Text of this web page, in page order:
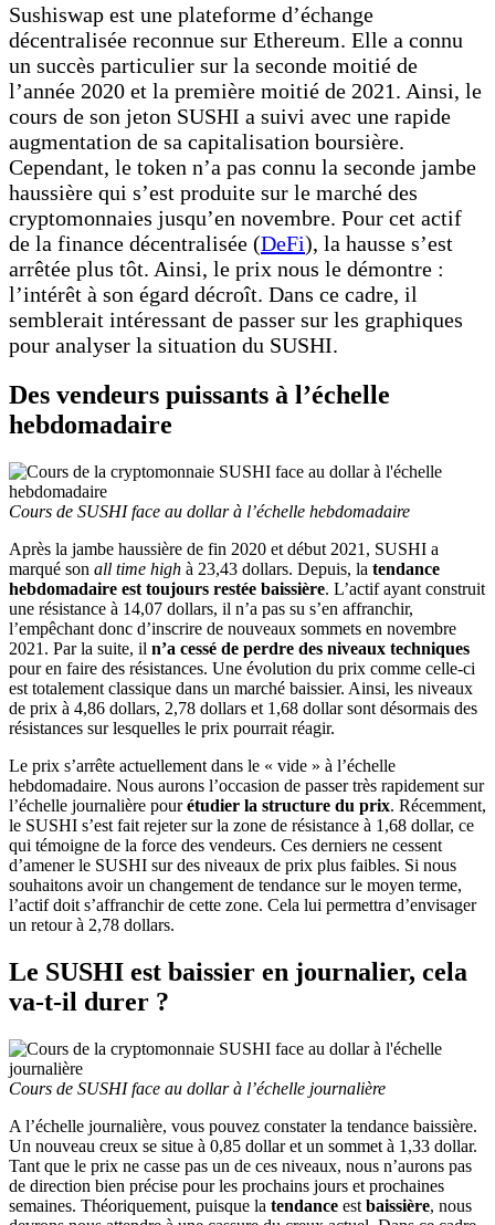
Sushiswap est une plateforme d’échange
décentralisée reconnue sur Ethereum. Elle a connu
un succès particulier sur la seconde moitié de
l’année 2020 et la première moitié de 2021. Ainsi, le
cours de son jeton SUSHI a suivi avec une rapide
augmentation de sa capitalisation boursière.
Cependant, le token n’a pas connu la seconde jambe
haussière qui s’est produite sur le marché des
cryptomonnaies jusqu’en novembre. Pour cet actif
de la finance décentralisée (DeFi), la hausse s’est
arrêtée plus tôt. Ainsi, le prix nous le démontre :
l’intérêt à son égard décroît. Dans ce cadre, il
semblerait intéressant de passer sur les graphiques
pour analyser la situation du SUSHI.
Des vendeurs puissants à l’échelle
hebdomadaire
Cours de SUSHI face au dollar à l’échelle hebdomadaire
Après la jambe haussière de fin 2020 et début 2021, SUSHI a
marqué son all time high à 23,43 dollars. Depuis, la tendance
hebdomadaire est toujours restée baissière. L’actif ayant construit
une résistance à 14,07 dollars, il n’a pas su s’en affranchir,
l’empêchant donc d’inscrire de nouveaux sommets en novembre
2021. Par la suite, il n’a cessé de perdre des niveaux techniques
pour en faire des résistances. Une évolution du prix comme celle-ci
est totalement classique dans un marché baissier. Ainsi, les niveaux
de prix à 4,86 dollars, 2,78 dollars et 1,68 dollar sont désormais des
résistances sur lesquelles le prix pourrait réagir.
Le prix s’arrête actuellement dans le « vide » à l’échelle
hebdomadaire. Nous aurons l’occasion de passer très rapidement sur
l’échelle journalière pourétudier la structure du prix. Récemment,
le SUSHI s’est fait rejeter sur la zone de résistance à 1,68 dollar, ce
qui témoigne de la force des vendeurs. Ces derniers ne cessent
d’amener le SUSHI sur des niveaux de prix plus faibles. Si nous
souhaitons avoir un changement de tendance sur le moyen terme,
l’actif doit s’affranchir de cette zone. Cela lui permettra d’envisager
un retour à 2,78 dollars.
Le SUSHI est baissier en journalier, cela
va-t-il durer ?
Cours de SUSHI face au dollar à l’échelle journalière
A l’échelle journalière, vous pouvez constater la tendance baissière.
Un nouveau creux se situe à 0,85 dollar et un sommet à 1,33 dollar.
Tant que le prix ne casse pas un de ces niveaux, nous n’aurons pas
de direction bien précise pour les prochains jours et prochaines
semaines. Théoriquement, puisque la tendance est baissière, nous